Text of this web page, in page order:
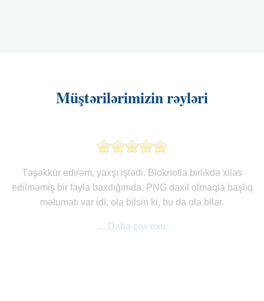
Müştərilərimizin rəyləri
Təşəkkür edirəm, yaxşı işlədi. Bloknotla birlikdə xilas
edilməmiş bir fayla baxdığımda, PNG daxil olmaqla başlıq
məlumatı var idi, ola bilsin ki, bu da ola bilər.
... Daha çox oxu